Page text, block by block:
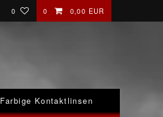
0 0 0,00 EUR
Farbige Kontaktlinsen